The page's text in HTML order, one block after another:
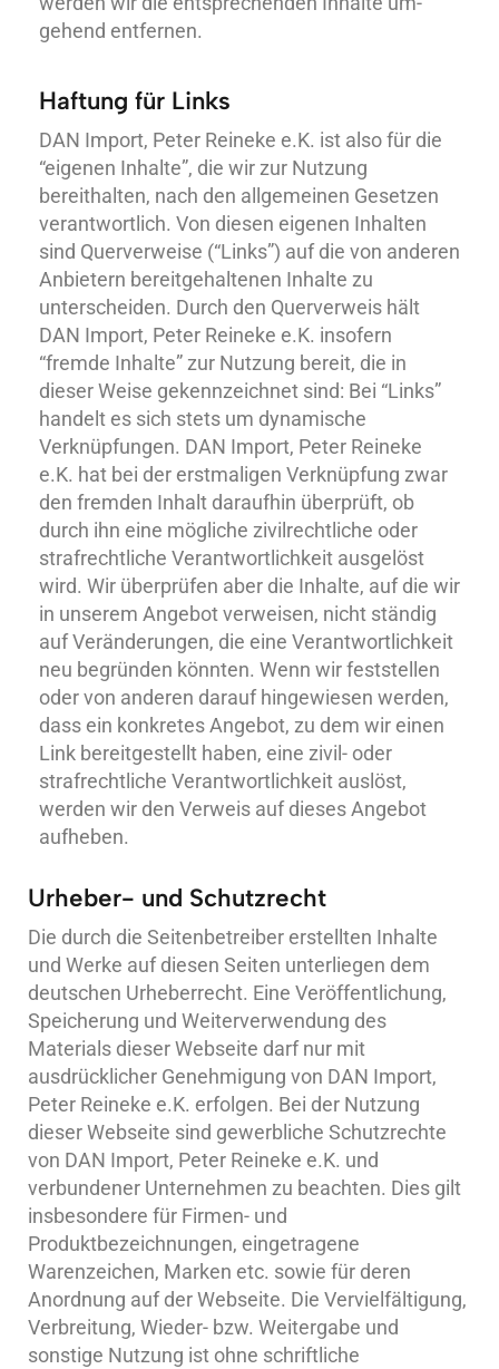
gehend entfernen.
Haftung für Links
DAN Import, Peter Reineke e.K. ist also für die
“eigenen Inhalte”, die wir zur Nutzung
bereithalten, nach den allgemeinen Gesetzen
verantwortlich. Von diesen eigenen Inhalten
sind Querverweise (“Links”) auf die von anderen
Anbietern bereitgehaltenen Inhalte zu
unterscheiden. Durch den Querverweis hält
DAN Import, Peter Reineke e.K. insofern
“fremde Inhalte” zur Nutzung bereit, die in
dieser Weise gekennzeichnet sind: Bei “Links”
handelt es sich stets um dynamische
Verknüpfungen. DAN Import, Peter Reineke
e.K. hat bei der erstmaligen Verknüpfung zwar
den fremden Inhalt daraufhin überprüft, ob
durch ihn eine mögliche zivil­rechtliche oder
strafrechtliche Verant­wortlichkeit ausgelöst
wird. Wir überprüfen aber die Inhalte, auf die wir
in unserem Angebot verweisen, nicht ständig
auf Veränderungen, die eine Verantwortlichkeit
neu begründen könnten. Wenn wir feststellen
oder von anderen darauf hingewiesen werden,
dass ein konkretes Angebot, zu dem wir einen
Link bereitgestellt haben, eine zivil- oder
strafrechtliche Verantwortlichkeit auslöst,
werden wir den Verweis auf dieses Angebot
aufheben.
Urheber- und Schutzrecht
Die durch die Seitenbetreiber er­stellten Inhalte
und Werke auf diesen Seiten unterliegen dem
deutschen Urheberrecht. Eine Veröffentlichung,
Speicherung und Weiterverwendung des
Materials dieser Webseite darf nur mit
ausdrücklicher Genehmigung von DAN Import,
Peter Reineke e.K. erfolgen. Bei der Nutzung
dieser Webseite sind gewerbliche Schutzrechte
von DAN Import, Peter Reineke e.K. und
verbundener Unternehmen zu beachten. Dies gilt
insbesondere für Firmen- und
Produktbezeichnungen, eingetragene
Warenzeichen, Marken etc. sowie für deren
Anordnung auf der Webseite. Die Vervielfältigung,
Verbreitung, Wieder- bzw. Weitergabe und
sonstige Nutzung ist ohne schriftliche